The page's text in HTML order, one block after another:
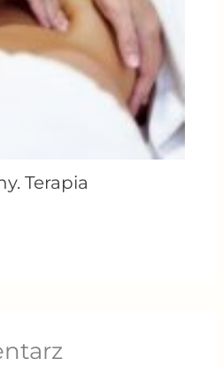
Terapia